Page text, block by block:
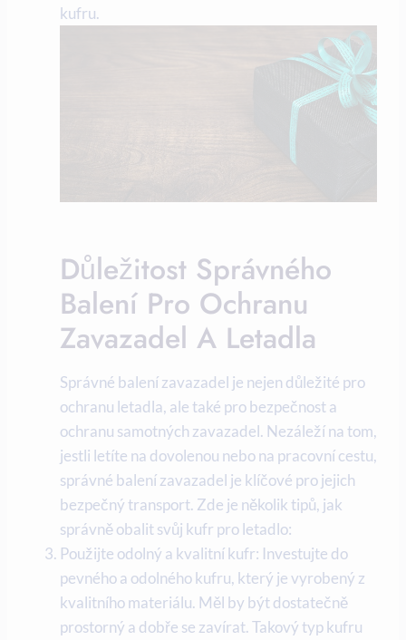
kufru.
Důležitost Správného
Balení Pro Ochranu
Zavazadel A Letadla
Správné balení zavazadel je nejen důležité pro
ochranu letadla, ale také pro bezpečnost a
ochranu samotných zavazadel. Nezáleží na tom,
jestli letíte na dovolenou nebo na pracovní cestu,
správné balení zavazadel je klíčové pro jejich
bezpečný transport. Zde je několik tipů, jak
správně obalit svůj kufr pro letadlo:
Použijte odolný a kvalitní kufr: Investujte do
pevného a odolného kufru, který je vyrobený z
kvalitního materiálu. Měl by být dostatečně
prostorný a dobře se zavírat. Takový typ kufru